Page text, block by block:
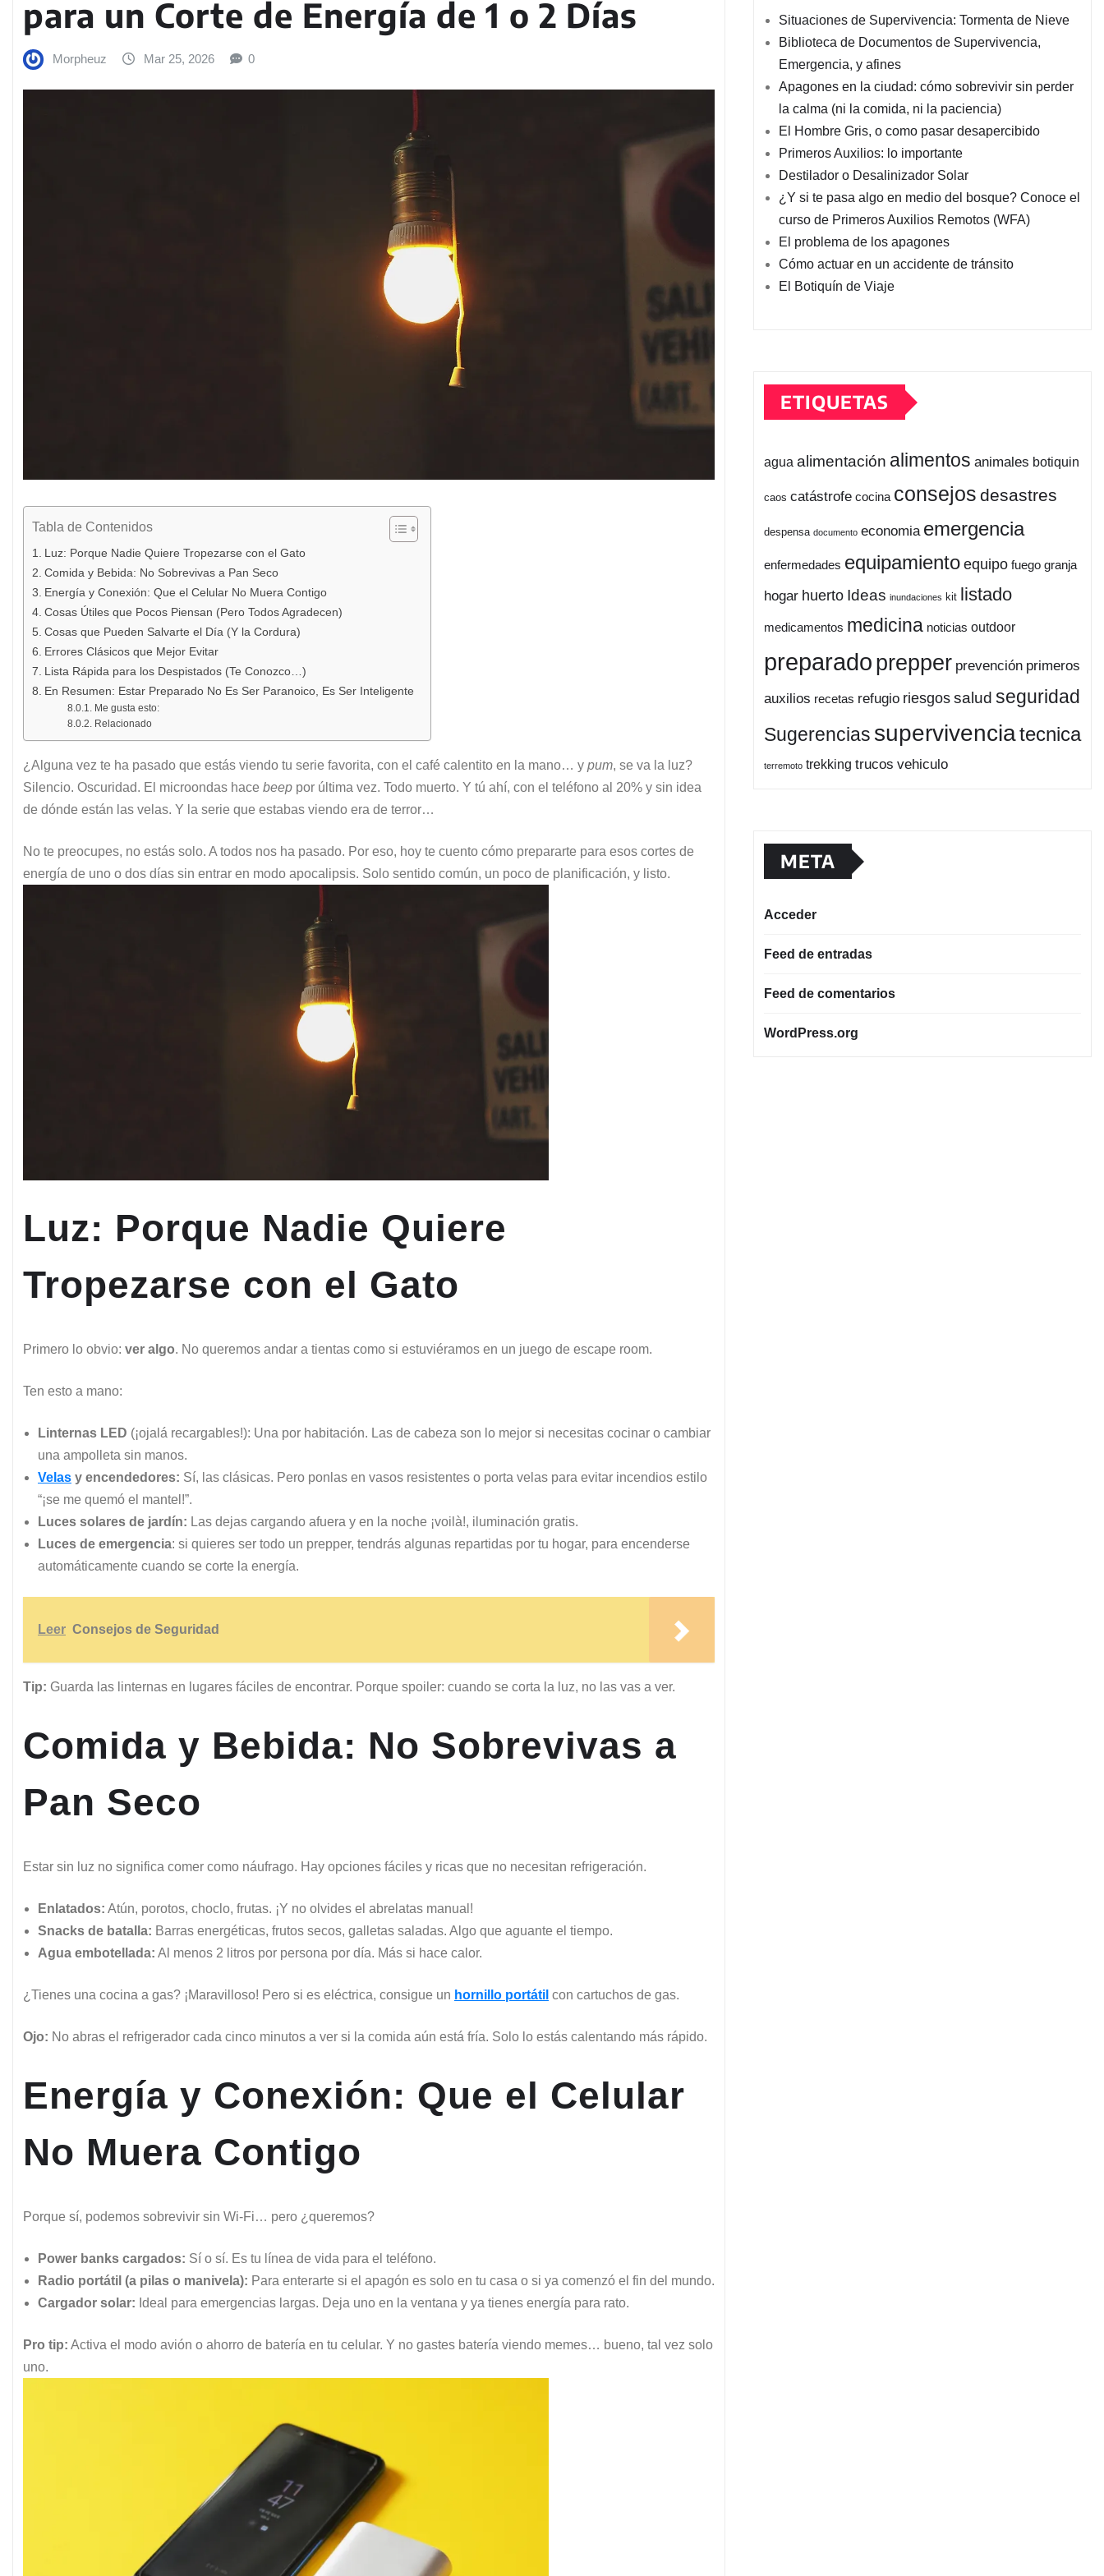
para un Corte de Energía de 1 o 2 Días
Morpheuz Mar 25, 2026 0
Tabla de Contenidos
Luz: Porque Nadie Quiere Tropezarse con el Gato
Comida y Bebida: No Sobrevivas a Pan Seco
Energía y Conexión: Que el Celular No Muera Contigo
Cosas Útiles que Pocos Piensan (Pero Todos Agradecen)
Cosas que Pueden Salvarte el Día (Y la Cordura)
Errores Clásicos que Mejor Evitar
Lista Rápida para los Despistados (Te Conozco…)
En Resumen: Estar Preparado No Es Ser Paranoico, Es Ser Inteligente
Me gusta esto:
Relacionado
¿Alguna vez te ha pasado que estás viendo tu serie favorita, con el café calentito en la mano… y pum, se va la luz?
Silencio. Oscuridad. El microondas hace beep por última vez. Todo muerto. Y tú ahí, con el teléfono al 20% y sin idea
de dónde están las velas. Y la serie que estabas viendo era de terror…
No te preocupes, no estás solo. A todos nos ha pasado. Por eso, hoy te cuento cómo prepararte para esos cortes de
energía de uno o dos días sin entrar en modo apocalipsis. Solo sentido común, un poco de planificación, y listo.
Luz: Porque Nadie Quiere
Tropezarse con el Gato
Primero lo obvio: ver algo. No queremos andar a tientas como si estuviéramos en un juego de escape room.
Ten esto a mano:
Linternas LED (¡ojalá recargables!): Una por habitación. Las de cabeza son lo mejor si necesitas cocinar o cambiar
una ampolleta sin manos.
Velas y encendedores: Sí, las clásicas. Pero ponlas en vasos resistentes o porta velas para evitar incendios estilo
“¡se me quemó el mantel!”.
Luces solares de jardín: Las dejas cargando afuera y en la noche ¡voilà!, iluminación gratis.
Luces de emergencia: si quieres ser todo un prepper, tendrás algunas repartidas por tu hogar, para encenderse
automáticamente cuando se corte la energía.
Leer Consejos de Seguridad
Tip: Guarda las linternas en lugares fáciles de encontrar. Porque spoiler: cuando se corta la luz, no las vas a ver.
Comida y Bebida: No Sobrevivas a
Pan Seco
Estar sin luz no significa comer como náufrago. Hay opciones fáciles y ricas que no necesitan refrigeración.
Enlatados: Atún, porotos, choclo, frutas. ¡Y no olvides el abrelatas manual!
Snacks de batalla: Barras energéticas, frutos secos, galletas saladas. Algo que aguante el tiempo.
Agua embotellada: Al menos 2 litros por persona por día. Más si hace calor.
¿Tienes una cocina a gas? ¡Maravilloso! Pero si es eléctrica, consigue un hornillo portátil con cartuchos de gas.
Ojo: No abras el refrigerador cada cinco minutos a ver si la comida aún está fría. Solo lo estás calentando más rápido.
Energía y Conexión: Que el Celular
No Muera Contigo
Porque sí, podemos sobrevivir sin Wi-Fi… pero ¿queremos?
Power banks cargados: Sí o sí. Es tu línea de vida para el teléfono.
Radio portátil (a pilas o manivela): Para enterarte si el apagón es solo en tu casa o si ya comenzó el fin del mundo.
Cargador solar: Ideal para emergencias largas. Deja uno en la ventana y ya tienes energía para rato.
Pro tip: Activa el modo avión o ahorro de batería en tu celular. Y no gastes batería viendo memes… bueno, tal vez solo
uno.
Situaciones de Supervivencia: Tormenta de Nieve
Biblioteca de Documentos de Supervivencia,
Emergencia, y afines
Apagones en la ciudad: cómo sobrevivir sin perder
la calma (ni la comida, ni la paciencia)
El Hombre Gris, o como pasar desapercibido
Primeros Auxilios: lo importante
Destilador o Desalinizador Solar
¿Y si te pasa algo en medio del bosque? Conoce el
curso de Primeros Auxilios Remotos (WFA)
El problema de los apagones
Cómo actuar en un accidente de tránsito
El Botiquín de Viaje
ETIQUETAS
agua alimentación alimentos animales botiquin
caos catástrofe cocina consejos desastres
despensa documento economia emergencia
enfermedades equipamiento equipo fuego granja
hogar huerto Ideas inundaciones kit listado
medicamentos medicina noticias outdoor
preparadoprepper prevención primeros
auxilios recetas refugio riesgos salud seguridad
Sugerencias supervivenciatecnica
terremoto trekking trucos vehiculo
META
Acceder
Feed de entradas
Feed de comentarios
WordPress.org